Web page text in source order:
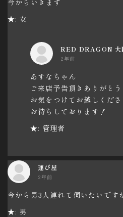
★: 女
RED DRAGON 大
2年前
あすなちゃん
ご来店予告頂きありがと
お気をつけてお越しくださ
お待ちしております！
★: 管理者
運び屋
2年前
今から男3人連れて伺いたいです
★: 男